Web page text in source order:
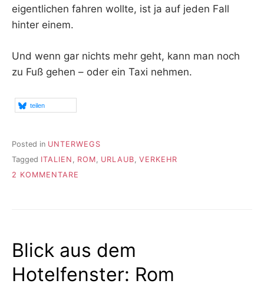
eigentlichen fahren wollte, ist ja auf jeden Fall
hinter einem.
Und wenn gar nichts mehr geht, kann man noch
zu Fuß gehen – oder ein Taxi nehmen.
teilen
Posted in UNTERWEGS
Tagged ITALIEN , ROM, URLAUB, VERKEHR
2 KOMMENTARE
Blick aus dem
Hotelfenster: Rom